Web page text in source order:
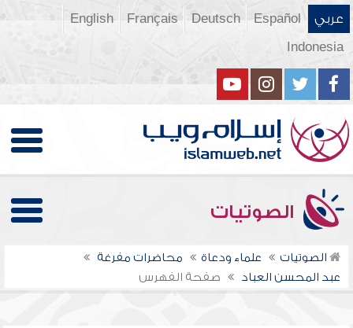
عربي Español
Deutsch
Français
English
Indonesia
الصوتيات
الصوتيات علماء ودعاة
محاضرات مفرغة
عبد المحسن العباد
صفحة الفهرس